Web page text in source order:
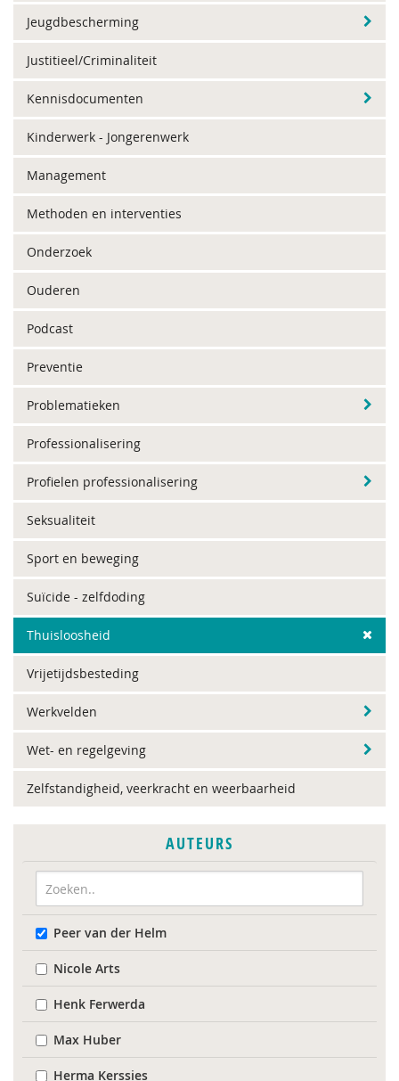
Jeugdbescherming
Justitieel/Criminaliteit
Kennisdocumenten
Kinderwerk - Jongerenwerk
Management
Methoden en interventies
Onderzoek
Ouderen
Podcast
Preventie
Problematieken
Professionalisering
Profielen professionalisering
Seksualiteit
Sport en beweging
Suïcide - zelfdoding
Thuisloosheid
Vrijetijdsbesteding
Werkvelden
Wet- en regelgeving
Zelfstandigheid, veerkracht en weerbaarheid
AUTEURS
Peer van der Helm
Nicole Arts
Henk Ferwerda
Max Huber
Herma Kerssies